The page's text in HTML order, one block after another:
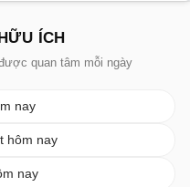
ÍCH
quan tâm mỗi ngày
nay
hôm nay
nay